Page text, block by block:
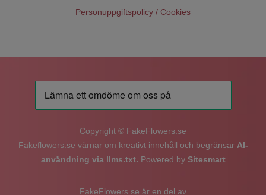
Personuppgiftspolicy / Cookies
Copyright © FakeFlowers.se
Fakeflowers.se värnar om kreativt innehåll och begränsar AI-
användning via llms.txt. Powered by Sitesmart
FakeFlowers.se är en del av